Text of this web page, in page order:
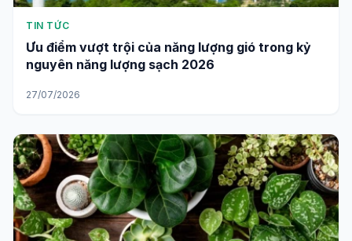
TIN TỨC
Ưu điểm vượt trội của năng lượng gió trong kỷ
nguyên năng lượng sạch 2026
27/07/2026